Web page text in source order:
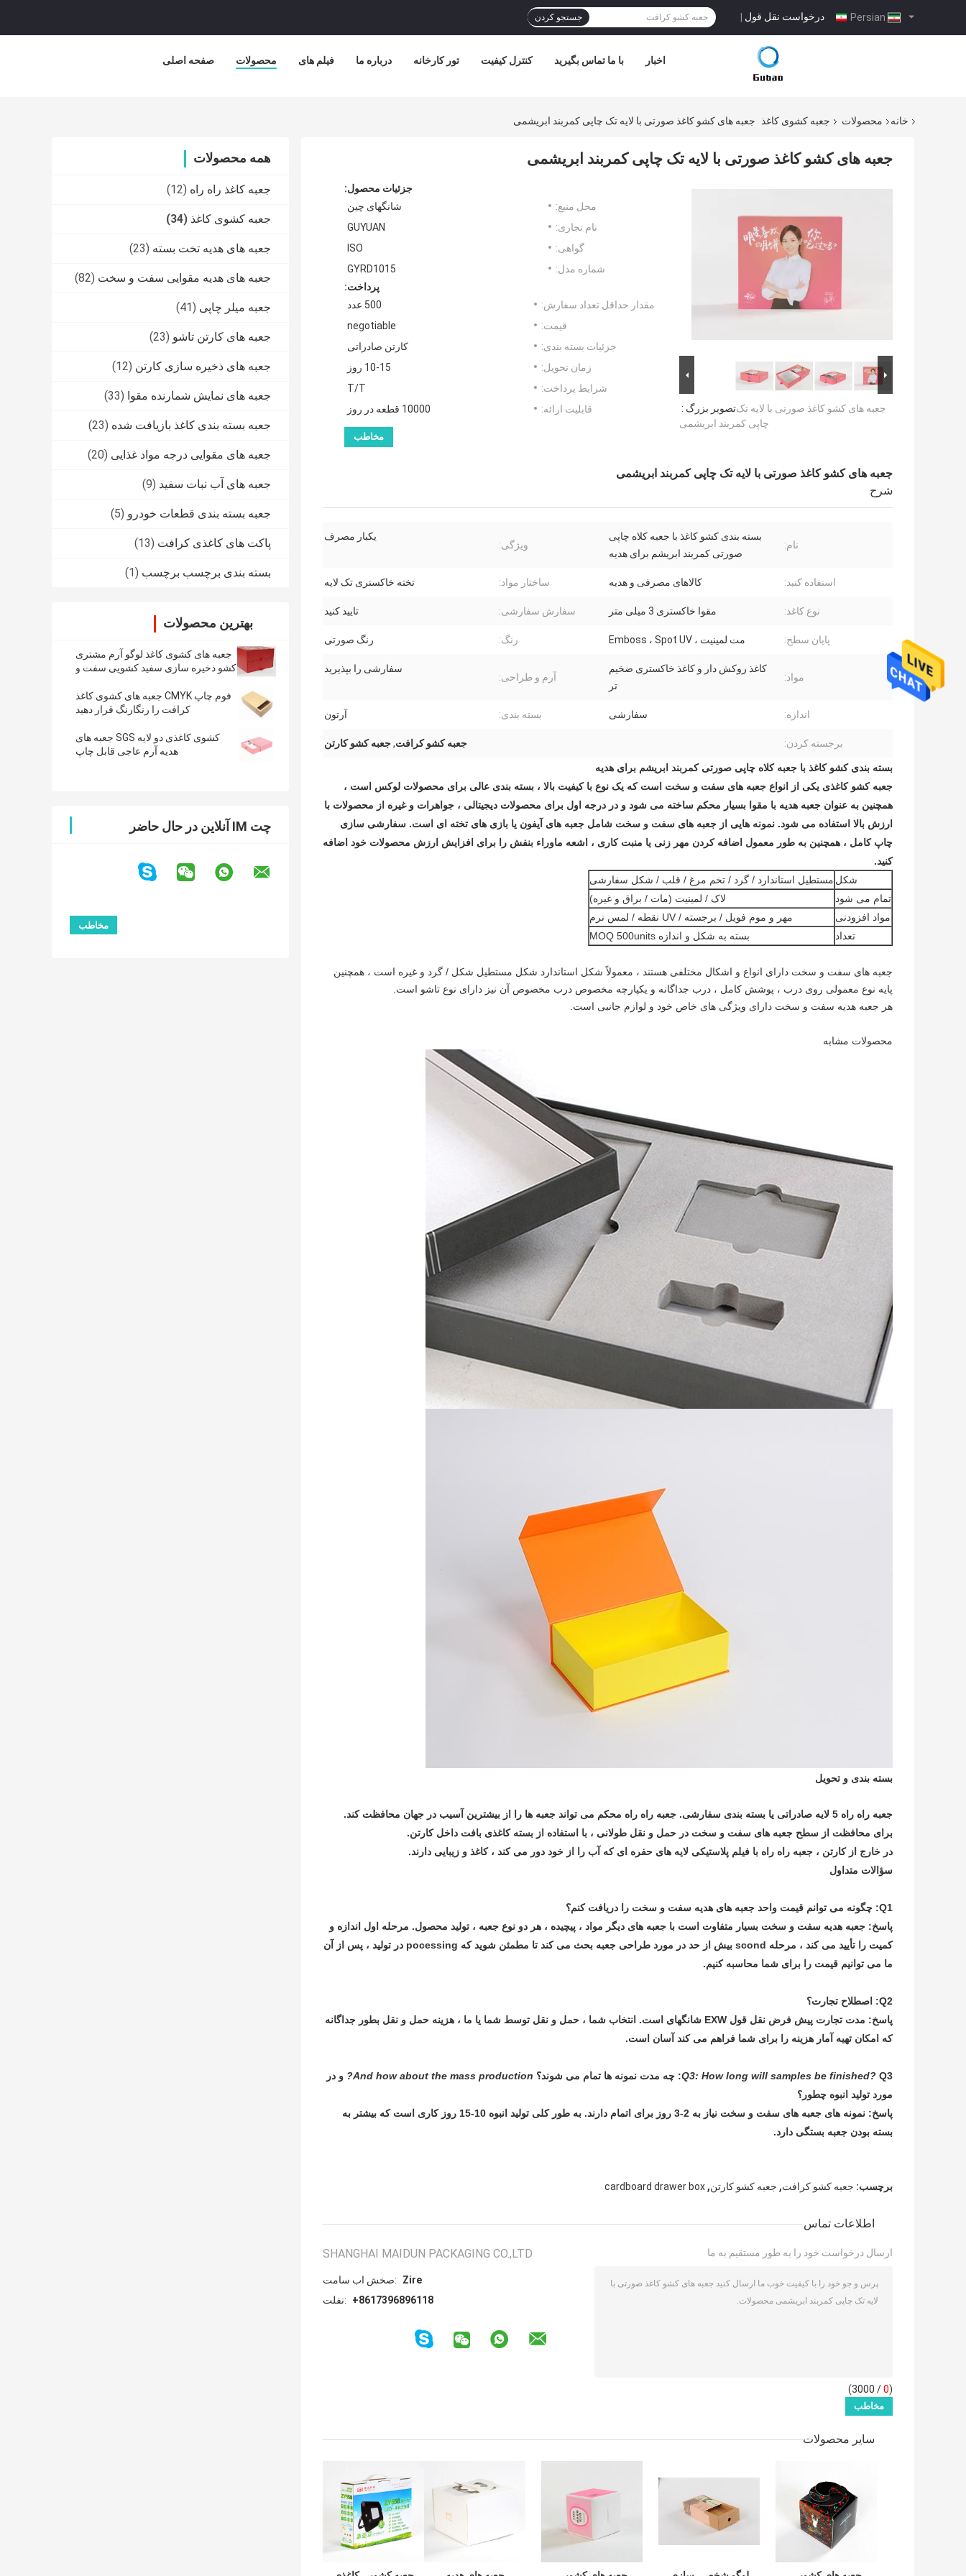
درخواست نقل قول | جستجو کردن
صفحه اصلی محصولات فیلم های درباره ما تور کارخانه کنترل کیفیت با ما تماس بگیرید اخبار
خانه محصولات جعبه کشوی کاغذ جعبه های کشو کاغذ صورتی با لایه تک چاپی کمربند ابریشمی
همه محصولات
جعبه کاغذ راه راه (12)
جعبه کشوی کاغذ (34)
جعبه های هدیه تخت بسته (23)
جعبه های هدیه مقوایی سفت و سخت (82)
جعبه میلر چاپی (41)
جعبه های کارتن تاشو (23)
جعبه های ذخیره سازی کارتن (12)
جعبه های نمایش شمارنده مقوا (33)
جعبه بسته بندی کاغذ بازیافت شده (23)
جعبه های مقوایی درجه مواد غذایی (20)
جعبه های آب نبات سفید (9)
جعبه بسته بندی قطعات خودرو (5)
پاکت های کاغذی کرافت (13)
بسته بندی برچسب برچسب (1)
بهترین محصولات
جعبه های کشوی کاغذ لوگو آرم مشتری
کشو ذخیره سازی سفید کشویی سفت و
فوم چاپ CMYK جعبه های کشوی کاغذ
کرافت را رنگارنگ قرار دهید
کشوی کاغذی دو لایه SGS جعبه های
هدیه آرم عاجی قابل چاپ
چت IM آنلاین در حال حاضر
جعبه های کشو کاغذ صورتی با لایه تک چاپی کمربند ابریشمی
تصویر بزرگ :جعبه های کشو کاغذ صورتی با لایه تک
چاپی کمربند ابریشمی
جزئیات محصول:
محل منبع:
شانگهای چین
نام تجاری:
GUYUAN
گواهی:
ISO
شماره مدل:
GYRD1015
پرداخت:
مقدار حداقل تعداد سفارش:
500 عدد
قیمت:
negotiable
جزئیات بسته بندی:
کارتن صادراتی
زمان تحویل:
10-15 روز
شرایط پرداخت:
T/T
قابلیت ارائه:
10000 قطعه در روز
مخاطب
جعبه های کشو کاغذ صورتی با لایه تک چاپی کمربند ابریشمی
شرح
نام:
بسته بندی کشو کاغذ با جعبه کلاه چاپی
صورتی کمربند ابریشم برای هدیه
ویژگی:
یکبار مصرف
استفاده کنید: کالاهای مصرفی و هدیه ساختار مواد: تخته خاکستری تک لایه
نوع کاغذ: مقوا خاکستری 3 میلی متر سفارش سفارشی: تایید کنید
پایان سطح: مت لمینیت ، Emboss ، Spot UV رنگ: رنگ صورتی
مواد:
کاغذ روکش دار و کاغذ خاکستری ضخیم
تر
آرم و طراحی:
سفارشی را بپذیرید
اندازه: سفارشی بسته بندی: آرتون
برجسته کردن: جعبه کشو کرافت,جعبه کشو کارتن
بسته بندی کشو کاغذ با جعبه کلاه چاپی صورتی کمربند ابریشم برای هدیه
جعبه کشو کاغذی یکی از انواع جعبه های سفت و سخت است که یک نوع با کیفیت بالا ، بسته بندی عالی برای محصولات لوکس است ،
همچنین به عنوان جعبه هدیه با مقوا بسیار محکم ساخته می شود و در درجه اول برای محصولات دیجیتالی ، جواهرات و غیره از محصولات با
ارزش بالا استفاده می شود. نمونه هایی از جعبه های سفت و سخت شامل جعبه های آیفون یا بازی های تخته ای است. سفارشی سازی
چاپ کامل ، همچنین به طور معمول اضافه کردن مهر زنی یا منبت کاری ، اشعه ماوراء بنفش را برای افزایش ارزش محصولات خود اضافه
کنید.
شکل مستطیل استاندارد / گرد / تخم مرغ / قلب / شکل سفارشی
تمام می شود
لاک / لمینیت (مات / براق و غیره)
مواد افزودنی
مهر و موم فویل / برجسته / UV نقطه / لمس نرم
تعداد
بسته به شکل و اندازه MOQ 500units
جعبه های سفت و سخت دارای انواع و اشکال مختلفی هستند ، معمولاً شکل استاندارد شکل مستطیل شکل / گرد و غیره است ، همچنین
پایه نوع معمولی روی درب ، پوشش کامل ، درب جداگانه و یکپارچه مخصوص درب مخصوص آن نیز دارای نوع تاشو است.
هر جعبه هدیه سفت و سخت دارای ویژگی های خاص خود و لوازم جانبی است.
محصولات مشابه
بسته بندی و تحویل
جعبه راه راه 5 لایه صادراتی یا بسته بندی سفارشی. جعبه راه راه محکم می تواند جعبه ها را از بیشترین آسیب در جهان محافظت کند.
برای محافظت از سطح جعبه های سفت و سخت در حمل و نقل طولانی ، با استفاده از بسته کاغذی بافت داخل کارتن.
در خارج از کارتن ، جعبه راه راه با فیلم پلاستیکی لایه های حفره ای که آب را از خود دور می کند ، کاغذ و زیبایی دارند.
سؤالات متداول
Q1: چگونه می توانم قیمت واحد جعبه های هدیه سفت و سخت را دریافت کنم؟
پاسخ: جعبه هدیه سفت و سخت بسیار متفاوت است با جعبه های دیگر مواد ، پیچیده ، هر دو نوع جعبه ، تولید محصول. مرحله اول اندازه و
کمیت را تأیید می کند ، مرحله scond بیش از حد در مورد طراحی جعبه بحث می کند تا مطمئن شوید که pocessing در تولید ، پس از آن
ما می توانیم قیمت را برای شما محاسبه کنیم.
Q2: اصطلاح تجارت؟
پاسخ: مدت تجارت پیش فرض نقل قول EXW شانگهای است. انتخاب شما ، حمل و نقل توسط شما یا ما ، هزینه حمل و نقل بطور جداگانه
که امکان تهیه آمار هزینه را برای شما فراهم می کند آسان است.
Q3: How long will samples be finished? Q3: چه مدت نمونه ها تمام می شوند؟ And how about the mass production?
و در
مورد تولید انبوه چطور؟
پاسخ: نمونه های جعبه های سفت و سخت نیاز به 2-3 روز برای اتمام دارند. به طور کلی تولید انبوه 10-15 روز کاری است که بیشتر به
بسته بودن جعبه بستگی دارد.
برچسب: جعبه کشو کرافت, جعبه کشو کارتن,
cardboard drawer box
اطلاعات تماس
SHANGHAI MAIDUN PACKAGING CO.,LTD
تماس با شخص:
Zire
تلفن:
+8617396896118
ارسال درخواست خود را به طور مستقیم به ما
(
0
/ 3000)
سایر محصولات